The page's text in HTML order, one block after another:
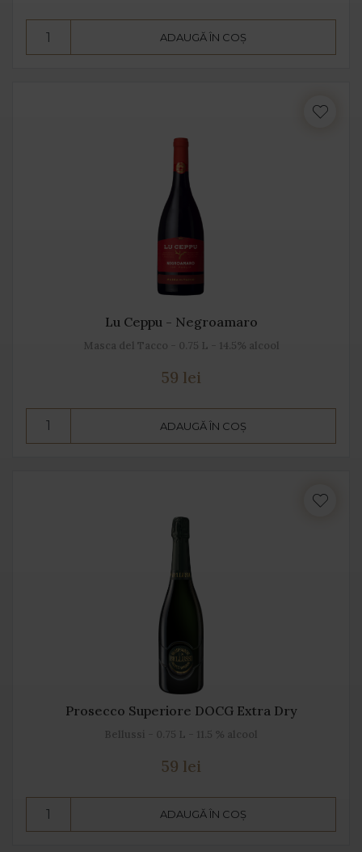
ADAUGĂ ÎN COȘ
Lu Ceppu - Negroamaro
Masca del Tacco - 0.75 L - 14.5% alcool
59 lei
ADAUGĂ ÎN COȘ
Prosecco Superiore DOCG Extra Dry
Bellussi - 0.75 L - 11.5 % alcool
59 lei
ADAUGĂ ÎN COȘ